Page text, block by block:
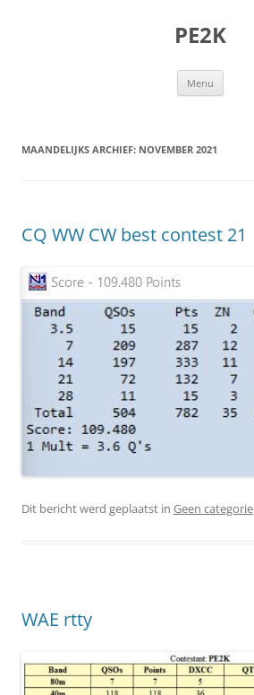
PE2K
Menu
MAANDELIJKS ARCHIEF: NOVEMBER 2021
CQ WW CW best contest 21
Dit bericht werd geplaatst in Geen categorie
WAE rtty